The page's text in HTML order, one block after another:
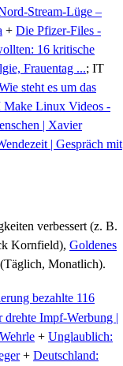
Stream-Lüge –
+ Die Pfizer-Files -
16 kritische
Frauentag ...; IT
steht es um das
Linux Videos -
| Xavier
| Gespräch mit
verbessert (z. B.
Kornfield), Goldenes
(Täglich, Monatlich).
bezahlte 116
Impf-Werbung |
+ Unglaublich:
+ Deutschland: